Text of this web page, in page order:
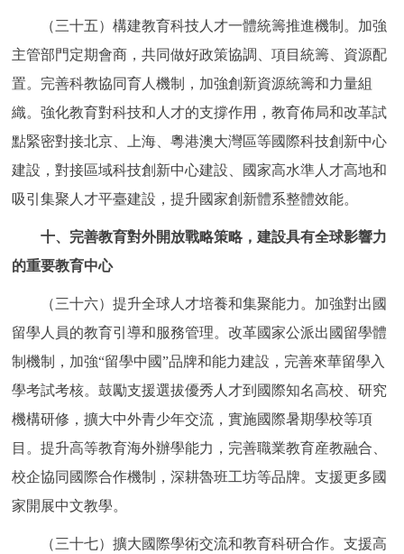
（三十五）構建教育科技人才一體統籌推進機制。加強
主管部門定期會商，共同做好政策協調、項目統籌、資源配
置。完善科教協同育人機制，加強創新資源統籌和力量組
織。強化教育對科技和人才的支撐作用，教育佈局和改革試
點緊密對接北京、上海、粵港澳大灣區等國際科技創新中心
建設，對接區域科技創新中心建設、國家高水準人才高地和
吸引集聚人才平臺建設，提升國家創新體系整體效能。
十、完善教育對外開放戰略策略，建設具有全球影響力
的重要教育中心
（三十六）提升全球人才培養和集聚能力。加強對出國
留學人員的教育引導和服務管理。改革國家公派出國留學體
制機制，加強“留學中國”品牌和能力建設，完善來華留學入
學考試考核。鼓勵支援選拔優秀人才到國際知名高校、研究
機構研修，擴大中外青少年交流，實施國際暑期學校等項
目。提升高等教育海外辦學能力，完善職業教育産教融合、
校企協同國際合作機制，深耕魯班工坊等品牌。支援更多國
家開展中文教學。
（三十七）擴大國際學術交流和教育科研合作。支援高